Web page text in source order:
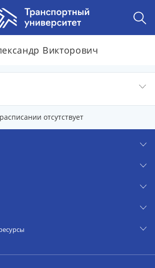
Викторович
отсутствует